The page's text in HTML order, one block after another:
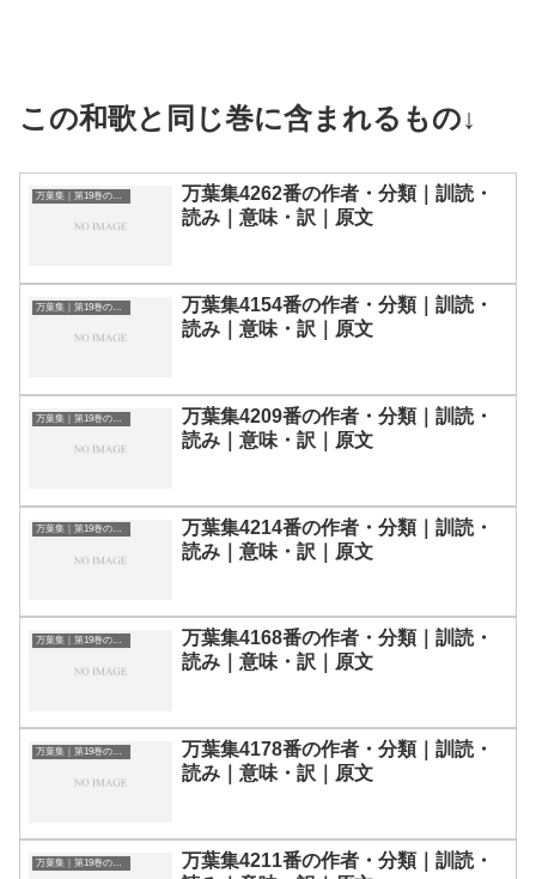
この和歌と同じ巻に含まれるもの↓
万葉集｜第19巻の和歌一覧
万葉集4262番の作者・分類｜訓読・
読み｜意味・訳｜原文
万葉集｜第19巻の和歌一覧
万葉集4154番の作者・分類｜訓読・
読み｜意味・訳｜原文
万葉集｜第19巻の和歌一覧
万葉集4209番の作者・分類｜訓読・
読み｜意味・訳｜原文
万葉集｜第19巻の和歌一覧
万葉集4214番の作者・分類｜訓読・
読み｜意味・訳｜原文
万葉集｜第19巻の和歌一覧
万葉集4168番の作者・分類｜訓読・
読み｜意味・訳｜原文
万葉集｜第19巻の和歌一覧
万葉集4178番の作者・分類｜訓読・
読み｜意味・訳｜原文
万葉集｜第19巻の和歌一覧
万葉集4211番の作者・分類｜訓読・